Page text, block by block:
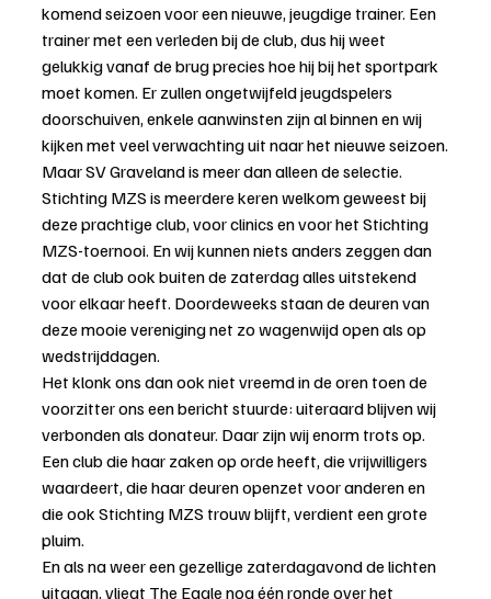
komend seizoen voor een nieuwe, jeugdige trainer. Een
trainer met een verleden bij de club, dus hij weet
gelukkig vanaf de brug precies hoe hij bij het sportpark
moet komen. Er zullen ongetwijfeld jeugdspelers
doorschuiven, enkele aanwinsten zijn al binnen en wij
kijken met veel verwachting uit naar het nieuwe seizoen.
Maar SV Graveland is meer dan alleen de selectie.
Stichting MZS is meerdere keren welkom geweest bij
deze prachtige club, voor clinics en voor het Stichting
MZS-toernooi. En wij kunnen niets anders zeggen dan
dat de club ook buiten de zaterdag alles uitstekend
voor elkaar heeft. Doordeweeks staan de deuren van
deze mooie vereniging net zo wagenwijd open als op
wedstrijddagen.
Het klonk ons dan ook niet vreemd in de oren toen de
voorzitter ons een bericht stuurde: uiteraard blijven wij
verbonden als donateur. Daar zijn wij enorm trots op.
Een club die haar zaken op orde heeft, die vrijwilligers
waardeert, die haar deuren openzet voor anderen en
die ook Stichting MZS trouw blijft, verdient een grote
pluim.
En als na weer een gezellige zaterdagavond de lichten
uitgaan, vliegt The Eagle nog één ronde over het